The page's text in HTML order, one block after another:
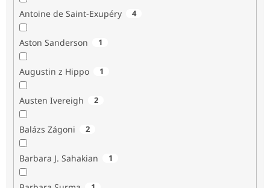
Antoine de Saint-Exupéry 4
Aston Sanderson 1
Augustin z Hippo 1
Austen Ivereigh 2
Balázs Zágoni 2
Barbara J. Sahakian 1